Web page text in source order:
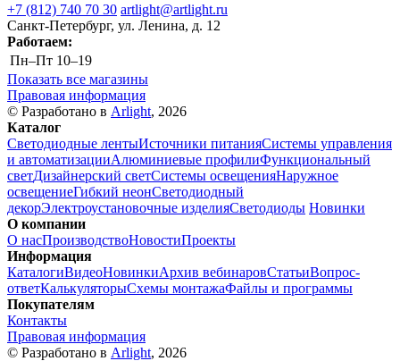
+7 (812) 740 70 30 artlight@artlight.ru
Санкт-Петербург, ул. Ленина, д. 12
Работаем:
Пн–Пт 10–19
Показать все магазины
Правовая информация
© Разработано в Arlight, 2026
Каталог
Светодиодные лентыИсточники питанияСистемы управления
и автоматизацииАлюминиевые профилиФункциональный
светДизайнерский светСистемы освещенияНаружное
освещениеГибкий неонСветодиодный
декорЭлектроустановочные изделияСветодиоды Новинки
О компании
О насПроизводствоНовостиПроекты
Информация
КаталогиВидеоНовинкиАрхив вебинаровСтатьиВопрос-
ответКалькуляторыСхемы монтажаФайлы и программы
Покупателям
Контакты
Правовая информация
© Разработано в Arlight, 2026